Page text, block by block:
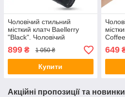
Чоловічий стильний
місткий клатч Baellerry
"Black". Чоловічий
гаманець портмоне зі
штучної шкіри
899 ₴ 1 050 ₴
Купити
649
Акційні пропозиції та новинки